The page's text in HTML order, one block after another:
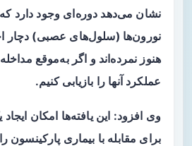
نشان می‌دهد دوره‌ای وجود دارد
نورون‌ها (سلول‌های عصبی) دچار
هنوز نمرده‌اند و اگر به‌موقع
عملکرد آنها را بازیابی کنیم.
وی افزود: این یافته‌ها امکان
برای مقابله با بیماری